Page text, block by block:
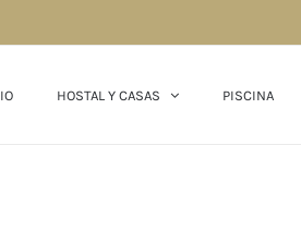
HOSTAL Y CASAS PISCINA